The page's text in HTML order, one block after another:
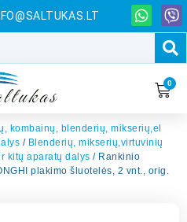
0
kombainų, blenderių, mikserių,el
/ Blenderių, mikserių,virtuvinių
kitų aparatų dalys / Rankinio
plakimo šluotelės, 2 vnt., orig.